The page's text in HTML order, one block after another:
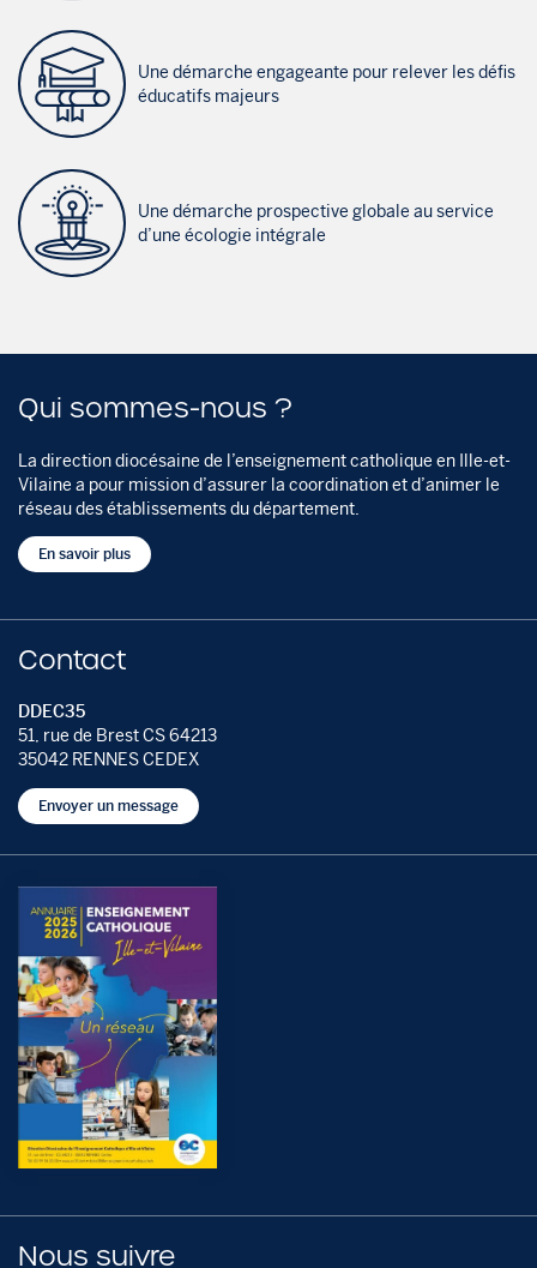
Une démarche engageante pour relever les défis
éducatifs majeurs
Une démarche prospective globale au service
d’une écologie intégrale
Qui sommes-nous ?
La direction diocésaine de l’enseignement catholique en Ille-et-
Vilaine a pour mission d’assurer la coordination et d’animer le
réseau des établissements du département.
En savoir plus
Contact
DDEC35
51, rue de Brest CS 64213
35042 RENNES CEDEX
Envoyer un message
Nous suivre